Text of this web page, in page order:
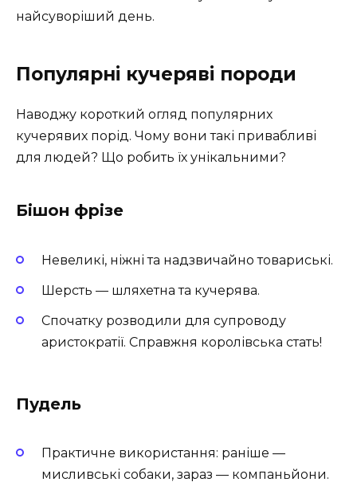
найсуворіший день.
Популярні кучеряві породи
Наводжу короткий огляд популярних
кучерявих порід. Чому вони такі привабливі
для людей? Що робить їх унікальними?
Бішон фрізе
Невеликі, ніжні та надзвичайно товариські.
Шерсть — шляхетна та кучерява.
Спочатку розводили для супроводу
аристократії. Справжня королівська стать!
Пудель
Практичне використання: раніше —
мисливські собаки, зараз — компаньйони.